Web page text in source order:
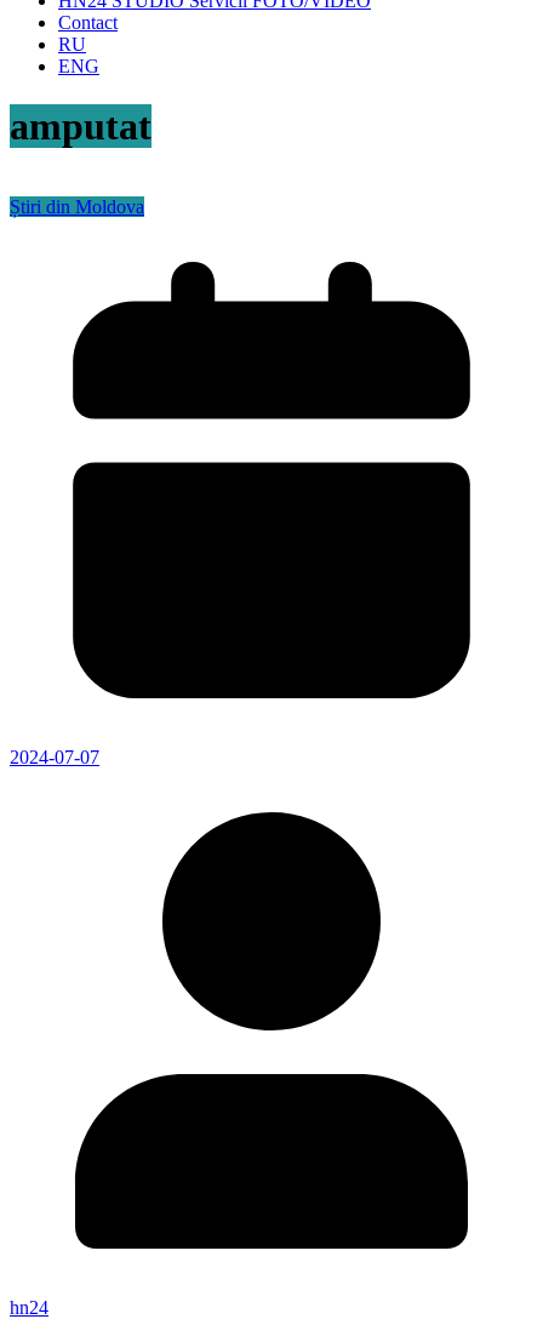
Contact
RU
ENG
amputat
Știri din Moldova
2024-07-07
hn24